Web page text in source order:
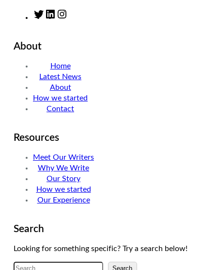
T
r
L
d
I
n
g
r
a
m
About
Home
Latest News
About
How we started
Contact
Resources
Meet Our Writers
Why We Write
Our Story
How we started
Our Experience
Search
Looking for something specific? Try a search below!
ASearch